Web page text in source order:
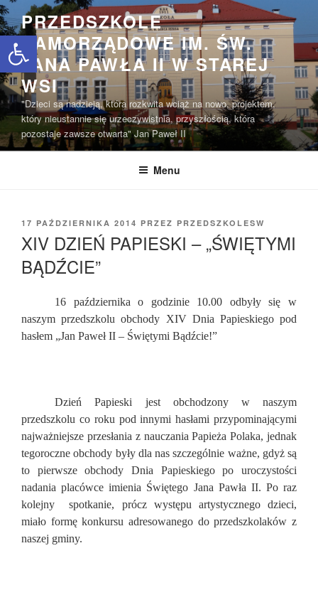
Open toolbar
Przejdź
do
treści
PRZEDSZKOLE
SAMORZĄDOWE IM. ŚW.
JANA PAWŁA II W STAREJ
WSI
"Dzieci są nadzieją, która rozkwita wciąż na nowo, projektem,
który nieustannie się urzeczywistnia, przyszłością, która
pozostaje zawsze otwarta" Jan Paweł II
Menu
OPUBLIKOWANE
17 PAŹDZIERNIKA 2014 PRZEZ PRZEDSZKOLESW
XIV DZIEŃ PAPIESKI – „ŚWIĘTYMI
BĄDŹCIE”
16 października o godzinie 10.00 odbyły się w
naszym przedszkolu obchody XIV Dnia Papieskiego pod
hasłem „Jan Paweł II – Świętymi Bądźcie!”
Dzień Papieski jest obchodzony w naszym
przedszkolu co roku pod innymi hasłami przypominającymi
najważniejsze przesłania z nauczania Papieża Polaka, jednak
tegoroczne obchody były dla nas szczególnie ważne, gdyż są
to pierwsze obchody Dnia Papieskiego po uroczystości
nadania placówce imienia Świętego Jana Pawła II. Po raz
kolejny spotkanie, prócz występu artystycznego dzieci,
miało formę konkursu adresowanego do przedszkolaków z
naszej gminy.